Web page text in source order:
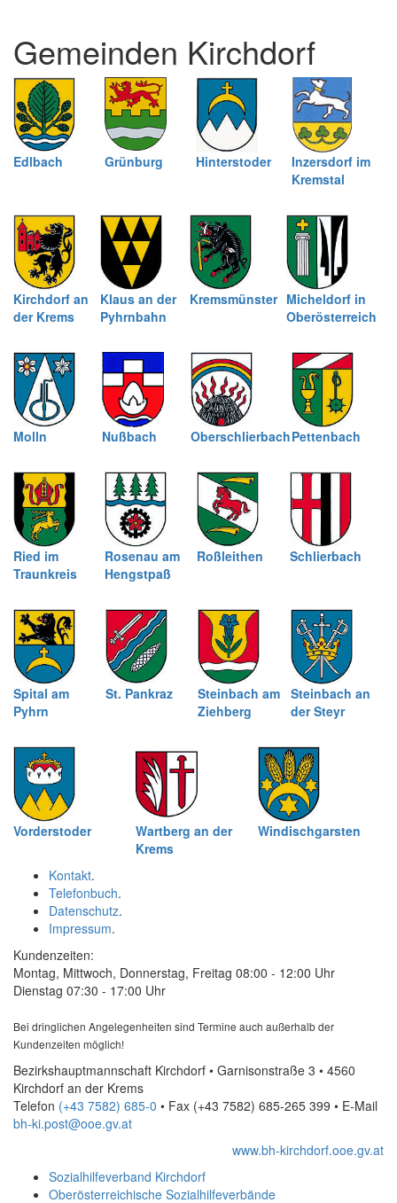
schließen
Gemeinden Kirchdorf
Edlbach Grünburg Hinterstoder
Inzersdorf im
Kremstal
Kirchdorf an
der Krems
Klaus an der
Pyhrnbahn
Kremsmünster Micheldorf in
Oberösterreich
Molln Nußbach OberschlierbachPettenbach
Ried im
Traunkreis
Rosenau am
Hengstpaß
Roßleithen Schlierbach
Spital am
Pyhrn
St. Pankraz
Steinbach am
Ziehberg
Steinbach an
der Steyr
Vorderstoder
Wartberg an der
Krems
Windischgarsten
Kontakt.
Telefonbuch.
Datenschutz.
Impressum.
Kundenzeiten:
Montag, Mittwoch, Donnerstag, Freitag 08:00 - 12:00 Uhr
Dienstag 07:30 - 17:00 Uhr
Bei dringlichen Angelegenheiten sind Termine auch außerhalb der
Kundenzeiten möglich!
Bezirkshauptmannschaft Kirchdorf • Garnisonstraße 3 • 4560
Kirchdorf an der Krems
Telefon (+43 7582) 685-0 • Fax (+43 7582) 685-265 399 • E-Mail
bh-ki.post@ooe.gv.at
www.bh-kirchdorf.ooe.gv.at
Sozialhilfeverband Kirchdorf
Oberösterreichische Sozialhilfeverbände